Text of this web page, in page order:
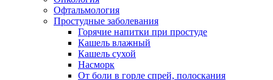
Офтальмология
Простудные заболевания
Горячие напитки при простуде
Кашель влажный
Кашель сухой
Насморк
От боли в горле спрей, полоскания